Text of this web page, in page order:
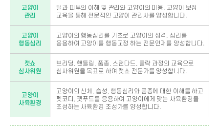
고양이
관리
털과 피부의 이해 및 관리와 고양이의 미용, 고양이 보정
교육을 통해 전문적인 고양이 관리사를 양성합니다.
고양이
행동심리
고양이의 행동심리를 기초로 고양이의 성격, 심리를
응용하여 고양이를 행동교정 하는 전문인재를 양성합니다.
캣쇼
심사위원
브리딩, 핸들링, 품종, 스탠다드, 클락 과정의 교육으로
심사위원을 목표로 하여 캣쇼 전문가를 양성합니다.
고양이
사육환경
고양이의 신체, 습성, 행동심리와 품종에 대한 이해를 하고
펫코디, 펫푸드를 응용하여 고양이에게 맞는 사육환경을
조성하는 사육환경 조성가를 양성합니다.